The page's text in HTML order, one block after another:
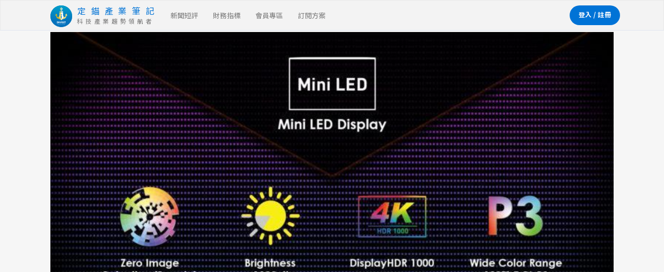
定 錨 產 業 筆 記
科 技 產 業 趨 勢 領 航 者
新聞短評 財務指標 會員專區 訂閱方案 登入 / 註冊